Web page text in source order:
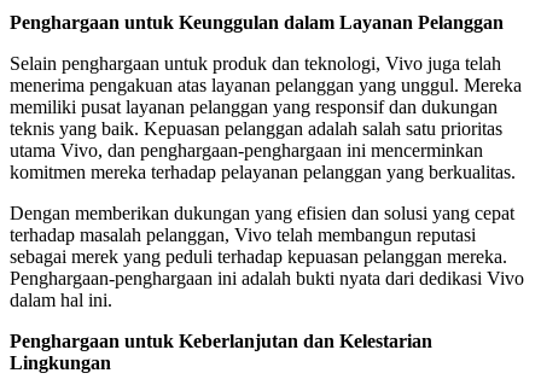
Penghargaan untuk Keunggulan dalam Layanan Pelanggan
Selain penghargaan untuk produk dan teknologi, Vivo juga telah
menerima pengakuan atas layanan pelanggan yang unggul. Mereka
memiliki pusat layanan pelanggan yang responsif dan dukungan
teknis yang baik. Kepuasan pelanggan adalah salah satu prioritas
utama Vivo, dan penghargaan-penghargaan ini mencerminkan
komitmen mereka terhadap pelayanan pelanggan yang berkualitas.
Dengan memberikan dukungan yang efisien dan solusi yang cepat
terhadap masalah pelanggan, Vivo telah membangun reputasi
sebagai merek yang peduli terhadap kepuasan pelanggan mereka.
Penghargaan-penghargaan ini adalah bukti nyata dari dedikasi Vivo
dalam hal ini.
Penghargaan untuk Keberlanjutan dan Kelestarian
Lingkungan